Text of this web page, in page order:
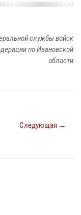
службы войск
по Ивановской
области
Следующая →